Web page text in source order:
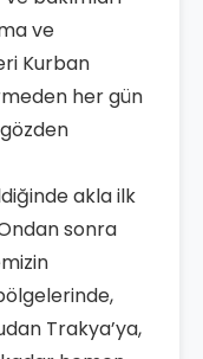
ve
Kurban
her gün
akla ilk
sonra
Trakya’ya,